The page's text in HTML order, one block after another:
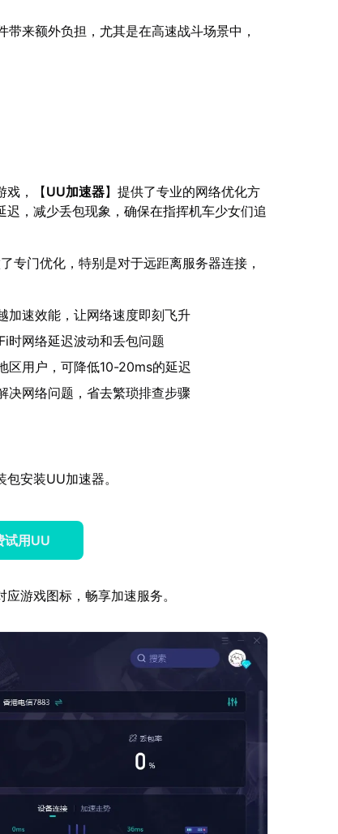
带来额外负担，尤其是在高速战斗场景中，
戏，【UU加速器】提供了专业的网络优化方
，减少丢包现象，确保在指挥机车少女们追
专门优化，特别是对于远距离服务器连接，
加速效能，让网络速度即刻飞升
时网络延迟波动和丢包问题
区用户，可降低10-20ms的延迟
决网络问题，省去繁琐排查步骤
安装UU加速器。
试用UU
游戏图标，畅享加速服务。